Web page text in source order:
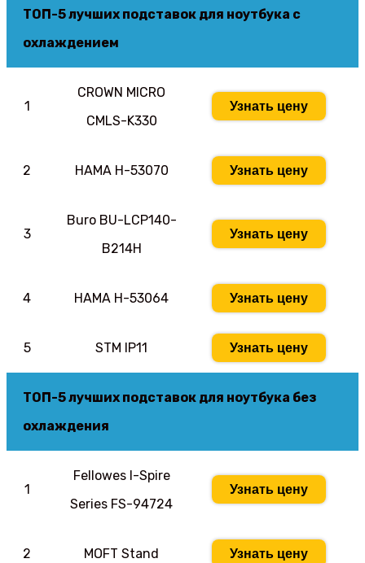
ТОП-5 лучших подставок для ноутбука с
охлаждением
1
CROWN MICRO
CMLS-K330
Узнать цену
2 HAMA H-53070 Узнать цену
3
Buro BU-LCP140-
B214H
Узнать цену
4 HAMA H-53064 Узнать цену
5 STM IP11 Узнать цену
ТОП-5 лучших подставок для ноутбука без
охлаждения
1
Fellowes I-Spire
Series FS-94724
Узнать цену
2 MOFT Stand Узнать цену